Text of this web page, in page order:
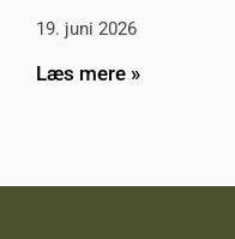
19. juni 2026
Læs mere »